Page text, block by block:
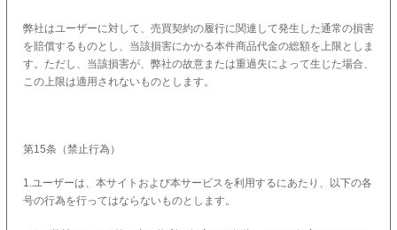
弊社はユーザーに対して、売買契約の履行に関連して発生した通常の損害
を賠償するものとし、当該損害にかかる本件商品代金の総額を上限としま
す。ただし、当該損害が、弊社の故意または重過失によって生じた場合、
この上限は適用されないものとします。
第15条（禁止行為）
1.ユーザーは、本サイトおよび本サービスを利用するにあたり、以下の各
号の行為を行ってはならないものとします。